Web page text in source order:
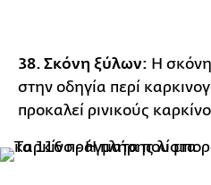
38. Σκόνη ξύλων: Η σκόνη
στην οδηγία περί
προκαλεί ρινικούς